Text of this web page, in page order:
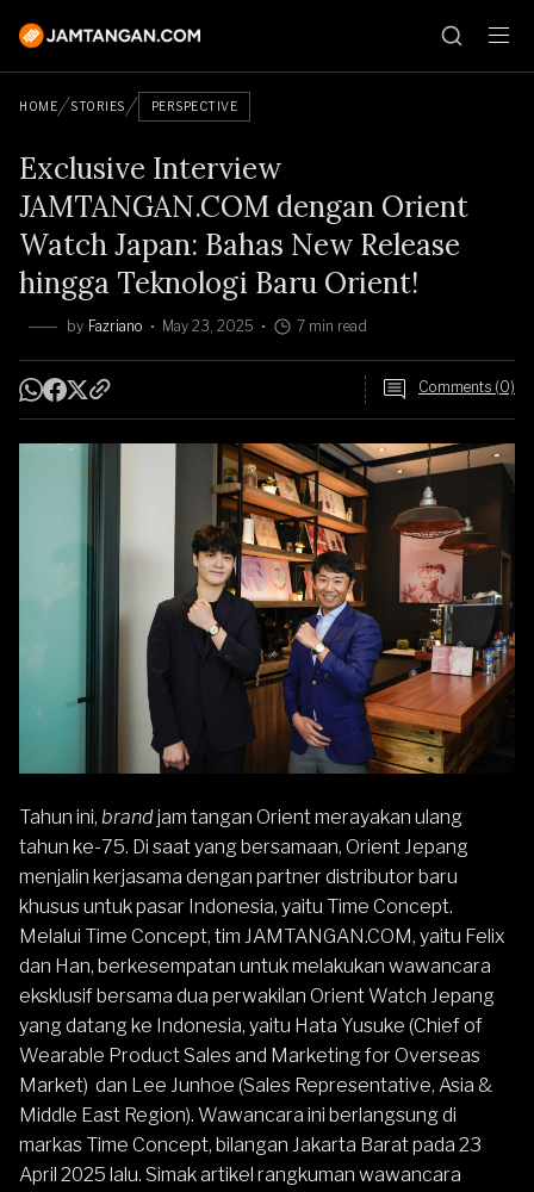
HOME STORIES PERSPECTIVE
Exclusive Interview
JAMTANGAN.COM dengan Orient
Watch Japan: Bahas New Release
hingga Teknologi Baru Orient!
by Fazriano May 23, 2025 7 min read
Comments (0)
Tahun ini, brandjam tangan Orientmerayakan ulang
tahun ke-75. Di saat yang bersamaan, Orient Jepang
menjalin kerjasama dengan partner distributor baru
khusus untuk pasar Indonesia, yaitu Time Concept.
Melalui Time Concept, tim JAMTANGAN.COM, yaitu Felix
dan Han, berkesempatan untuk melakukan wawancara
eksklusif bersama dua perwakilan Orient Watch Jepang
yang datang ke Indonesia, yaitu Hata Yusuke (Chief of
Wearable Product Sales and Marketing for Overseas
Market) dan Lee Junhoe (Sales Representative, Asia &
Middle East Region). Wawancara ini berlangsung di
markas Time Concept, bilangan Jakarta Barat pada 23
April 2025 lalu. Simak artikel rangkuman wawancara